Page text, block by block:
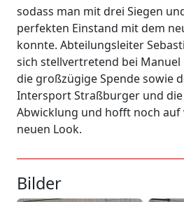
sodass man mit drei Siegen
perfekten Einstand mit dem
konnte. Abteilungsleiter
sich stellvertretend bei Manuel
die großzügige Spende sowie
Intersport Straßburger und
Abwicklung und hofft noch auf
neuen Look.
Bilder